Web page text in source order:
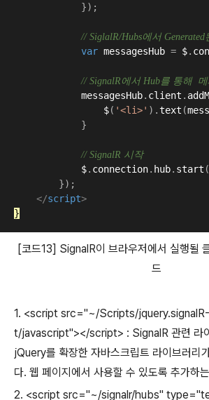
});
// SiglalR/Hubs에서
var messagesHub = $.
// SignalR에서 Hub를 통해
messagesHub. client .
$( '<li>' ).text (
}
// SignalR 시작
$. connection. hub. start
});
</script>
}
[코드13] SignalR이 브라우저에서 실행될
드
1. <script src="~/Scripts/
t/javascript"></script> : SignalR 관련 라
jQuery를 확장한 자바스크립트 라이브러리
다. 웹 페이지에서 사용할 수 있도록 추가하
2. <script src="~/signalr/hubs"